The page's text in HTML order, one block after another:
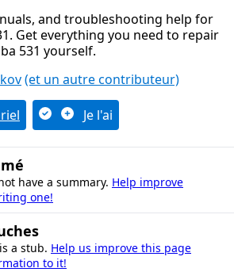
and troubleshooting help for
Get everything you need to repair
531 yourself.
(et un autre contributeur)
Je l'ai
have a summary. Help improve
one!
a stub. Help us improve this page
to it!